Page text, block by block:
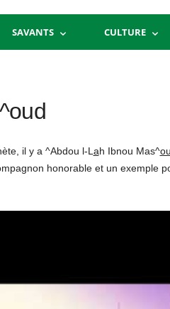
SAVANTS CULTURE
il y a ^Abdou l-L ah Ibnou Mas^ou
honorable et un exemple